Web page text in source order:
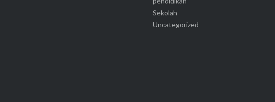
Sekolah
Uncategorized